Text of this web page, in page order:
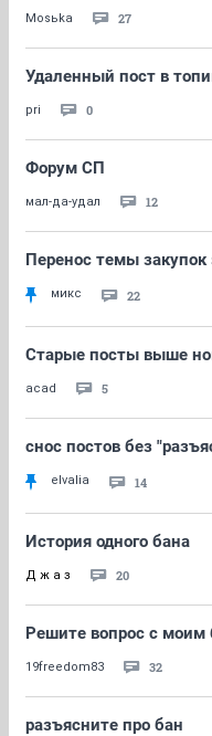
Mosьka 27
Удаленный пост в
pri 0
Форум СП
мал-да-удал 12
Перенос темы закупок
микс 22
Старые посты выше
acad 5
снос постов без
elvalia 14
История одного бана
Д ж а з 20
Решите вопрос с моим
19freedom83 32
разъясните про бан